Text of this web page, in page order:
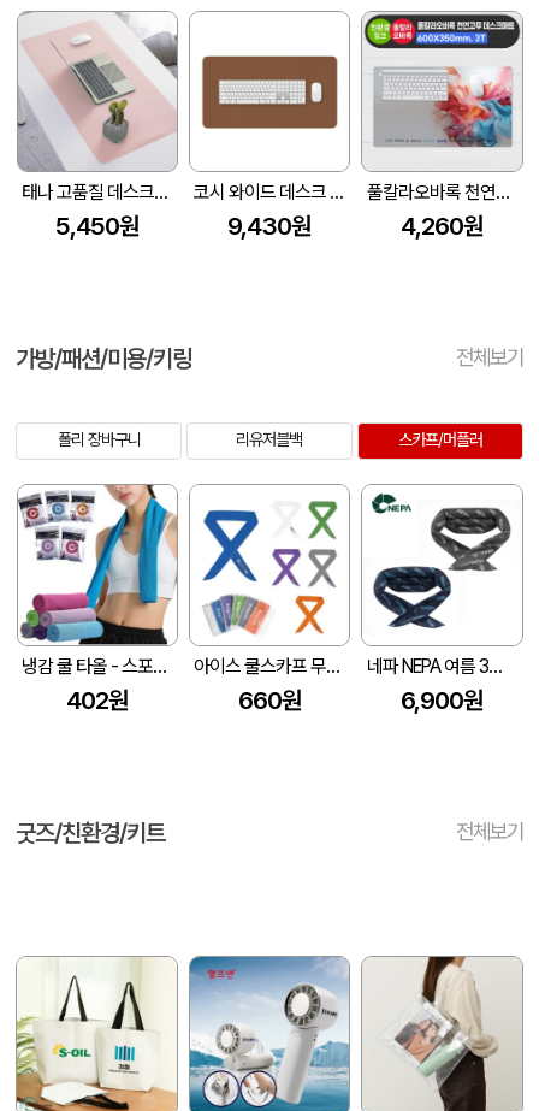
태나 고품질 데스크매트 책상매트 책상덮개
5,450원
코시 와이드 데스크 매트
9,430원
풀칼라오바록 천연고무 데스크매트 (600*350mm 3T)
4,260원
가방/패션/미용/키링 전체보기
폴리 장바구니 리유저블백 스카프/머플러
냉감 쿨 타올 - 스포츠 타월 쿨 스카프
402원
아이스 쿨스카프 무지 인쇄가능 (100*5cm)
660원
네파 NEPA 여름 3단 아이스 폴리머 냉감효과 스냅형 쿨링 스카프
6,900원
굿즈/친환경/키트 전체보기